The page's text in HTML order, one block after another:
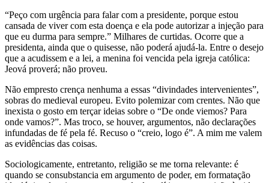
“Peço com urgência para falar com a presidente, porque estou
cansada de viver com esta doença e ela pode autorizar a injeção para
que eu durma para sempre.” Milhares de curtidas. Ocorre que a
presidenta, ainda que o quisesse, não poderá ajudá-la. Entre o desejo
que a acudissem e a lei, a menina foi vencida pela igreja católica:
Jeová proverá; não proveu.
Não empresto crença nenhuma a essas “divindades intervenientes”,
sobras do medieval europeu. Evito polemizar com crentes. Não que
inexista o gosto em terçar ideias sobre o “De onde viemos? Para
onde vamos?”. Mas troco, se houver, argumentos, não declarações
infundadas de fé pela fé. Recuso o “creio, logo é”. A mim me valem
as evidências das coisas.
Sociologicamente, entretanto, religião se me torna relevante: é
quando se consubstancia em argumento de poder, em formatação